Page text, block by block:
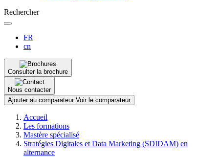
Rechercher
FR
cn
Consulter la brochure
Nous contacter
Ajouter au comparateur Voir le comparateur
d'Ariane
Accueil
Les formations
Mastère spécialisé
Stratégies Digitales et Data Marketing (SDIDAM) en
alternance